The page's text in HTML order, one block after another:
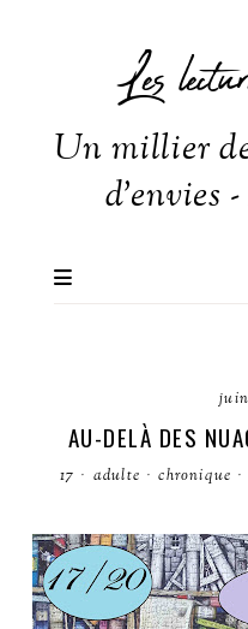
Les
Un millier
d'envies
AU-DELÀ DES
17 · adulte · chronique ·